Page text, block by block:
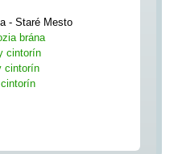
- Staré Mesto
brána
cintorín
cintorín